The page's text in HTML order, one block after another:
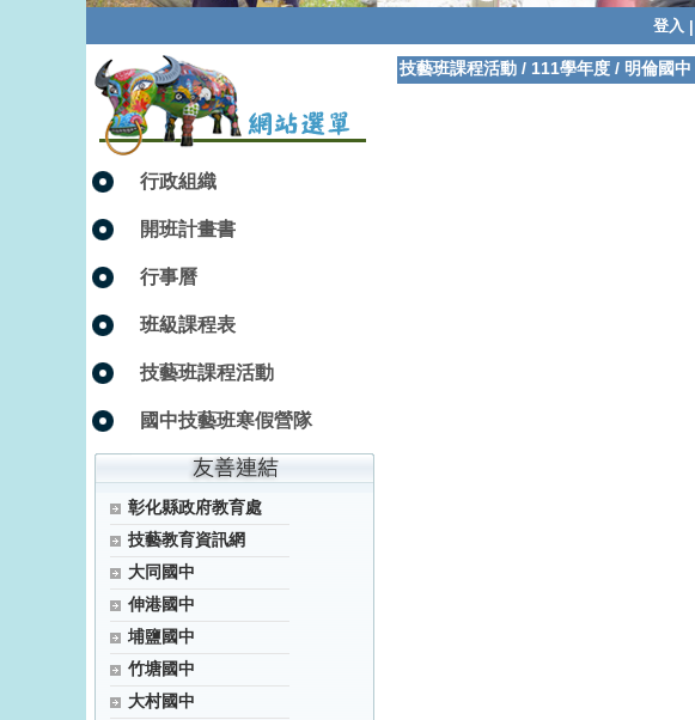
登入 |
行政組織
開班計畫書
行事曆
班級課程表
技藝班課程活動
國中技藝班寒假營隊
彰化縣政府教育處
技藝教育資訊網
大同國中
伸港國中
埔鹽國中
竹塘國中
大村國中
技藝班課程活動 / 111學年度 / 明倫國中